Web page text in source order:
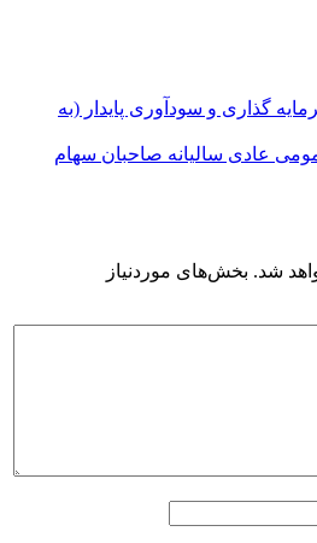
گذاری و سودآوری پایدار (به
عادی سالیانه صاحبان سهام
شد. بخش‌های موردنیاز